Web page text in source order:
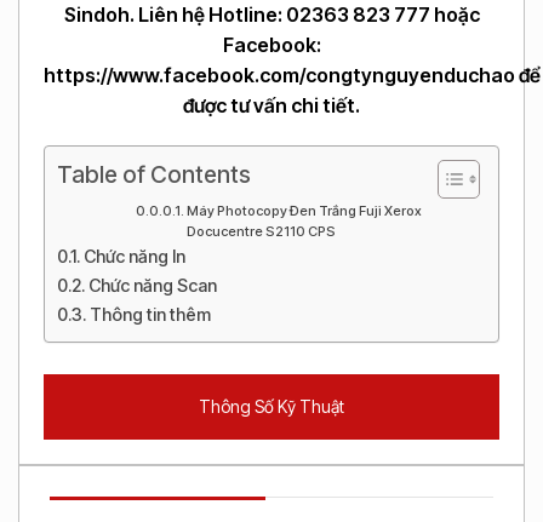
Thông Số Kỹ Thuật
Sindoh. Liên hệ Hotline: 02363 823 777 hoặc
Facebook:
https://www.facebook.com/congtynguyenduchao để
được tư vấn chi tiết.
Table of Contents
Máy Photocopy Đen Trắng Fuji Xerox
Docucentre S2110 CPS
Chức năng In
Chức năng Scan
Thông tin thêm